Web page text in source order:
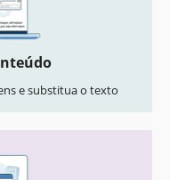
e substitua o texto